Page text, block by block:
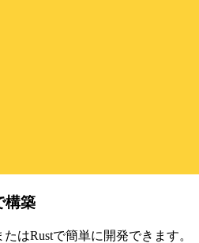
構築
たはRustで簡単に開発できます。